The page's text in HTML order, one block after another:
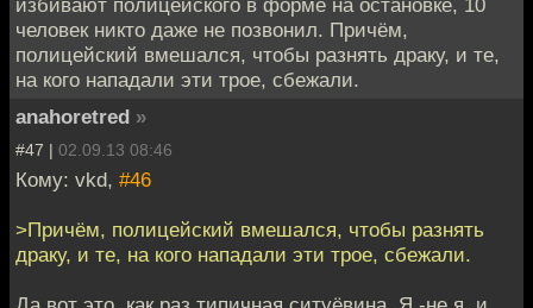
избивают полицейского в форме на остановке, 10
человек никто даже не позвонил. Причём,
полицейский вмешался, чтобы разнять драку, и те,
на кого нападали эти трое, сбежали.
anahoretred »
#47 | 02.09.13 08:46
Кому: vkd, #46
>Причём, полицейский вмешался, чтобы разнять
драку, и те, на кого нападали эти трое, сбежали.